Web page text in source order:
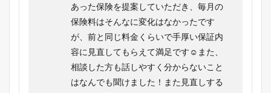
あった保険を提案していただき、毎月の
保険料はそんなに変化はなかったです
が、前と同じ料金くらいで手厚い保証内
容に見直してもらえて満足です☺また、
相談した方も話しやすく分からないこと
はなんでも聞けました！また見直しする